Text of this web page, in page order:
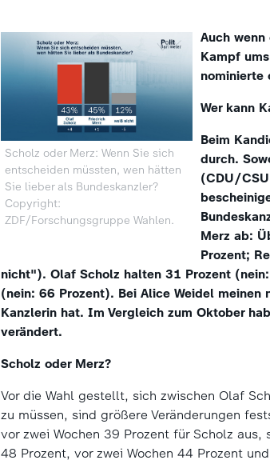
Scholz oder Merz: Wenn Sie sich
entscheiden müssten, wen hätten
Sie lieber als Bundeskanzler?
Copyright:
ZDF/Forschungsgruppe Wahlen.
Auch
Kampf
nominierte
Wer kann
Beim
durch.
(CDU/
Merz ab:
Prozent;
nicht"). Olaf Scholz halten 31 Prozent
(nein: 66 Prozent). Bei Alice Weidel
Kanzlerin hat. Im Vergleich zum Oktober
verändert.
Scholz oder Merz?
Vor die Wahl gestellt, sich zwischen Olaf
zu müssen, sind größere Veränderungen
vor zwei Wochen 39 Prozent für Scholz
48 Prozent, vor zwei Wochen 44 Prozent